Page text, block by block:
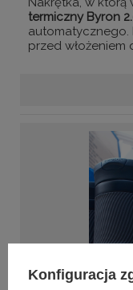
termiczny Byron
automatycznego.
przed włożeniem
Konfiguracja